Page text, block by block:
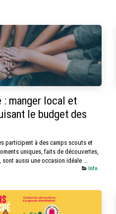
: manger local et
le budget des
participent à des camps scouts et
uniques, faits de découvertes,
sont aussi une occasion idéale ...
Info